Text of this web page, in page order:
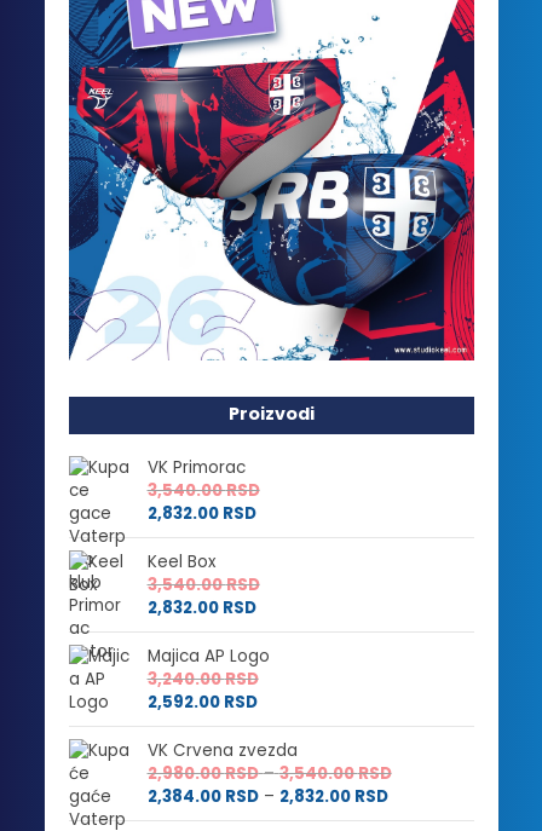
Proizvodi
VK Primorac
3,540.00RSD
2,832.00 RSD
Keel Box
3,540.00RSD
2,832.00 RSD
Majica AP Logo
3,240.00RSD
2,592.00 RSD
VK Crvena zvezda
2,980.00RSD – 3,540.00RSDRaspon
od
2,384.00 RSD – 2,832.00 RSDRaspon
cena: